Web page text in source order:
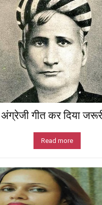
गीत कर दिया
Read more